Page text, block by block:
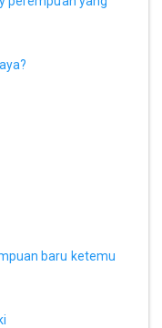
baru ketemu